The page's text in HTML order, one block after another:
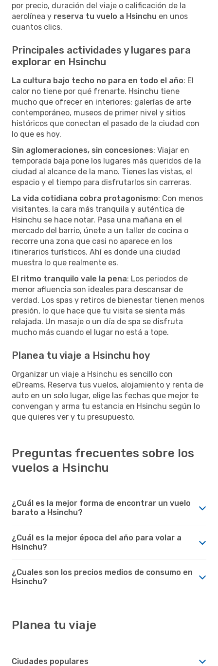
por precio, duración del viaje o calificación de la
aerolínea y reserva tu vuelo a Hsinchu en unos
cuantos clics.
Principales actividades y lugares para
explorar en Hsinchu
La cultura bajo techo no para en todo el año: El
calor no tiene por qué frenarte. Hsinchu tiene
mucho que ofrecer en interiores: galerías de arte
contemporáneo, museos de primer nivel y sitios
históricos que conectan el pasado de la ciudad con
lo que es hoy.
Sin aglomeraciones, sin concesiones: Viajar en
temporada baja pone los lugares más queridos de la
ciudad al alcance de la mano. Tienes las vistas, el
espacio y el tiempo para disfrutarlos sin carreras.
La vida cotidiana cobra protagonismo: Con menos
visitantes, la cara más tranquila y auténtica de
Hsinchu se hace notar. Pasa una mañana en el
mercado del barrio, únete a un taller de cocina o
recorre una zona que casi no aparece en los
itinerarios turísticos. Ahí es donde una ciudad
muestra lo que realmente es.
El ritmo tranquilo vale la pena: Los periodos de
menor afluencia son ideales para descansar de
verdad. Los spas y retiros de bienestar tienen menos
presión, lo que hace que tu visita se sienta más
relajada. Un masaje o un día de spa se disfruta
mucho más cuando el lugar no está a tope.
Planea tu viaje a Hsinchu hoy
Organizar un viaje a Hsinchu es sencillo con
eDreams. Reserva tus vuelos, alojamiento y renta de
auto en un solo lugar, elige las fechas que mejor te
convengan y arma tu estancia en Hsinchu según lo
que quieres ver y tu presupuesto.
Preguntas frecuentes sobre los
vuelos a Hsinchu
¿Cuál es la mejor forma de encontrar un vuelo
barato a Hsinchu?
¿Cuál es la mejor época del año para volar a
Hsinchu?
¿Cuales son los precios medios de consumo en
Hsinchu?
Planea tu viaje
Ciudades populares